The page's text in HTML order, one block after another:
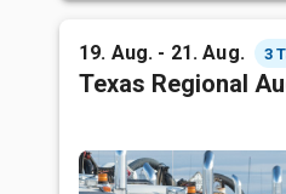
19. Aug. - 21. Aug. 3
Texas Regional